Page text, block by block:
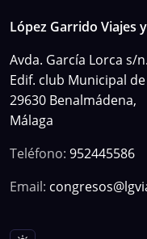
López Garrido Viajes
Avda. García Lorca s/n.
Edif. club Municipal
29630 Benalmádena,
Málaga
Teléfono: 952445586
Email: